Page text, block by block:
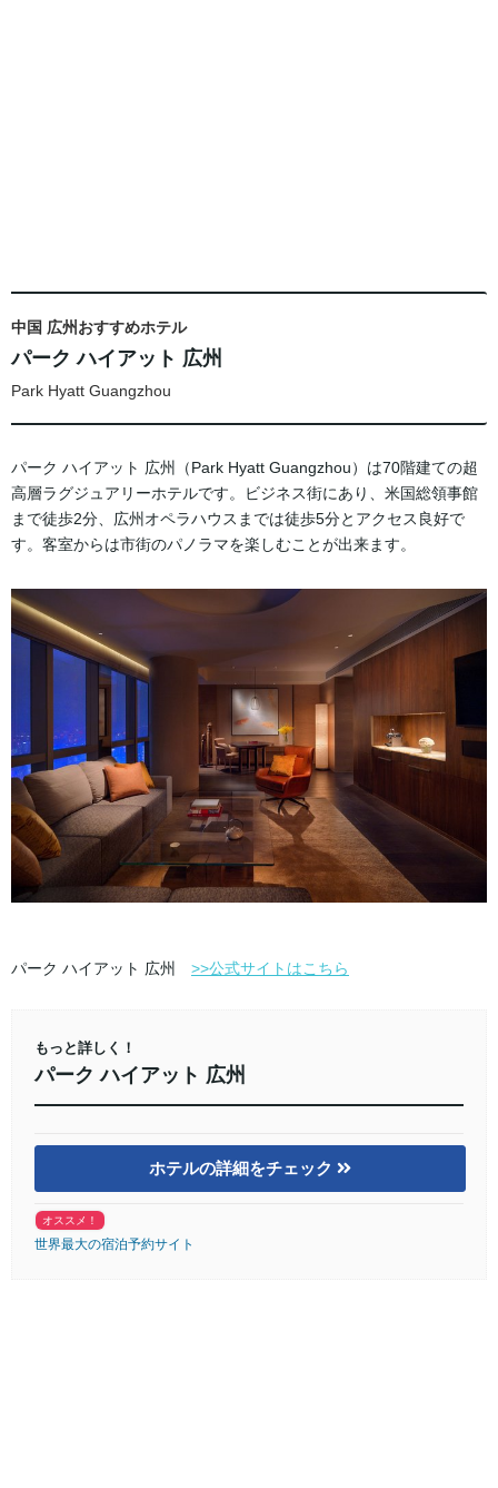
中国 広州おすすめホテル
パーク ハイアット 広州
Park Hyatt Guangzhou
パーク ハイアット 広州（Park Hyatt Guangzhou）は70階建ての超
高層ラグジュアリーホテルです。ビジネス街にあり、米国総領事館
まで徒歩2分、広州オペラハウスまでは徒歩5分とアクセス良好で
す。客室からは市街のパノラマを楽しむことが出来ます。
パーク ハイアット 広州 >>公式サイトはこちら
もっと詳しく！
パーク ハイアット 広州
ホテルの詳細をチェック
オススメ！
世界最大の宿泊予約サイト